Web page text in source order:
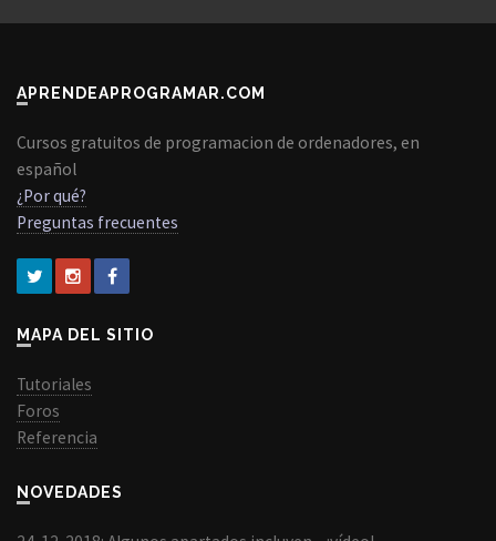
APRENDEAPROGRAMAR.COM
Cursos gratuitos de programacion de ordenadores, en
español
¿Por qué?
Preguntas frecuentes
MAPA DEL SITIO
Tutoriales
Foros
Referencia
NOVEDADES